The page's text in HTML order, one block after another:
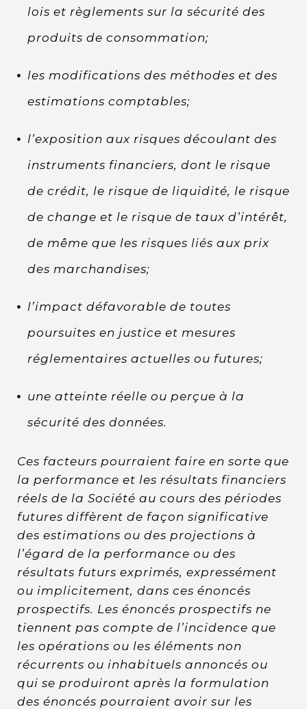
lois et règlements sur la sécurité des
produits de consommation;
les modifications des méthodes et des
estimations comptables;
l’exposition aux risques découlant des
instruments financiers, dont le risque
de crédit, le risque de liquidité, le risque
de change et le risque de taux d’intérêt,
de même que les risques liés aux prix
des marchandises;
l’impact défavorable de toutes
poursuites en justice et mesures
réglementaires actuelles ou futures;
une atteinte réelle ou perçue à la
sécurité des données.
Ces facteurs pourraient faire en sorte que
la performance et les résultats financiers
réels de la Société au cours des périodes
futures diffèrent de façon significative
des estimations ou des projections à
l’égard de la performance ou des
résultats futurs exprimés, expressément
ou implicitement, dans ces énoncés
prospectifs. Les énoncés prospectifs ne
tiennent pas compte de l’incidence que
les opérations ou les éléments non
récurrents ou inhabituels annoncés ou
qui se produiront après la formulation
des énoncés pourraient avoir sur les